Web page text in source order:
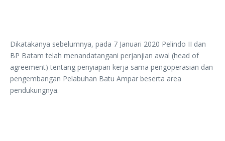
Dikatakanya sebelumnya, pada 7 Januari 2020 Pelindo II dan
BP Batam telah menandatangani perjanjian awal (head of
agreement) tentang penyiapan kerja sama pengoperasian dan
pengembangan Pelabuhan Batu Ampar beserta area
pendukungnya.